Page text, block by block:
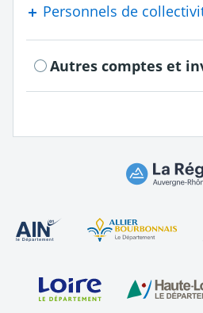
Personnels de
Autres comptes et